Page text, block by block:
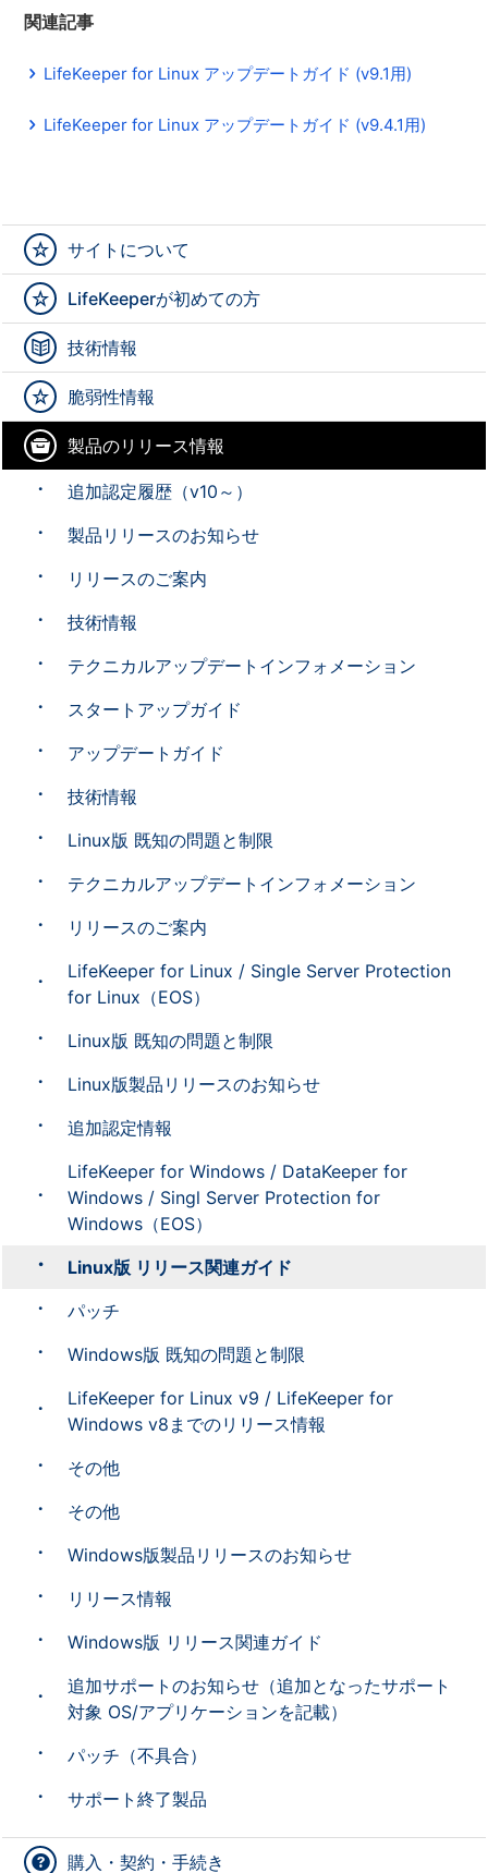
サイトについて
LifeKeeperが初めての方
技術情報
脆弱性情報
製品のリリース情報
追加認定履歴（v10～）
製品リリースのお知らせ
リリースのご案内
技術情報
テクニカルアップデートインフォメーション
スタートアップガイド
アップデートガイド
技術情報
Linux版 既知の問題と制限
テクニカルアップデートインフォメーション
リリースのご案内
LifeKeeper for Linux / Single Server Protection
for Linux（EOS）
Linux版 既知の問題と制限
Linux版製品リリースのお知らせ
追加認定情報
LifeKeeper for Windows / DataKeeper for
Windows / Singl Server Protection for
Windows（EOS）
Linux版 リリース関連ガイド
パッチ
Windows版 既知の問題と制限
LifeKeeper for Linux v9 / LifeKeeper for
Windows v8までのリリース情報
その他
その他
Windows版製品リリースのお知らせ
リリース情報
Windows版 リリース関連ガイド
追加サポートのお知らせ（追加となったサポート
対象 OS/アプリケーションを記載）
パッチ（不具合）
サポート終了製品
購入・契約・手続き
関連記事
LifeKeeper for Linux アップデートガイド (v9.1用)
LifeKeeper for Linux アップデートガイド (v9.4.1用)